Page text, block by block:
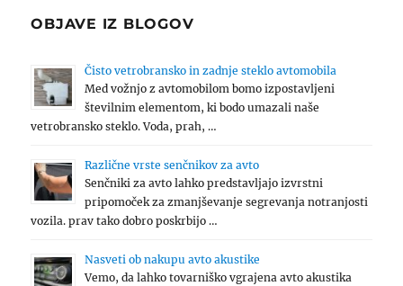
OBJAVE IZ BLOGOV
Čisto vetrobransko in zadnje steklo avtomobila
Med vožnjo z avtomobilom bomo izpostavljeni
številnim elementom, ki bodo umazali naše
vetrobransko steklo. Voda, prah, …
Različne vrste senčnikov za avto
Senčniki za avto lahko predstavljajo izvrstni
pripomoček za zmanjševanje segrevanja notranjosti
vozila. prav tako dobro poskrbijo …
Nasveti ob nakupu avto akustike
Vemo, da lahko tovarniško vgrajena avto akustika